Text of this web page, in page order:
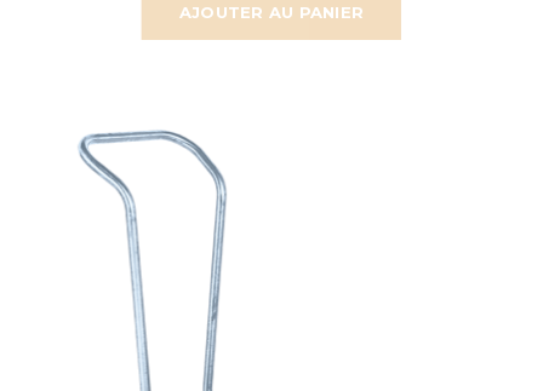
AJOUTER AU PANIER